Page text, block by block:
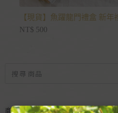
【現貨】魚躍龍門禮盒 新年
NT$ 500
商品分類